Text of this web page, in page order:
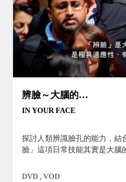
辨臉～大腦的超能力
IN YOUR FACE
探討人類辨識臉孔的能力，結
臉」這項日常技能其實是大腦
的關鍵！
DVD , VOD